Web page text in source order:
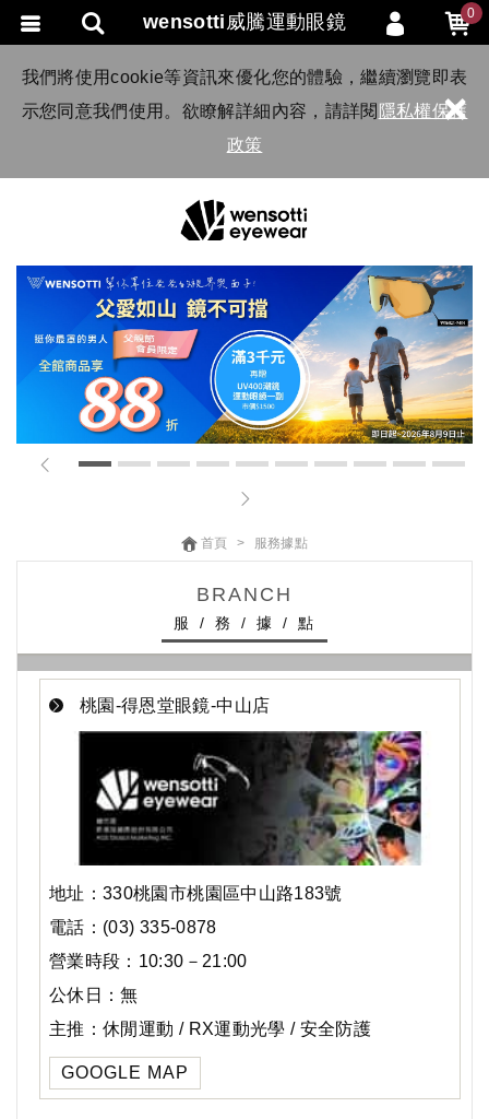
我們將使用cookie等資訊來優化您的體驗，繼續瀏覽即表
示您同意我們使用。欲瞭解詳細內容，請詳閱 隱私權保護
政策
×
首頁 服務據點
BRANCH
服 / 務 / 據 / 點
桃園-得恩堂眼鏡-中山店
地址：330桃園市桃園區中山路183號
電話：(03) 335-0878
營業時段：10:30－21:00
公休日：無
主推：休閒運動 / RX運動光學 / 安全防護
GOOGLE MAP
wensotti威騰運動眼鏡 0
會員登入
會員註冊
忘記密碼
訂單查詢
匯款通知